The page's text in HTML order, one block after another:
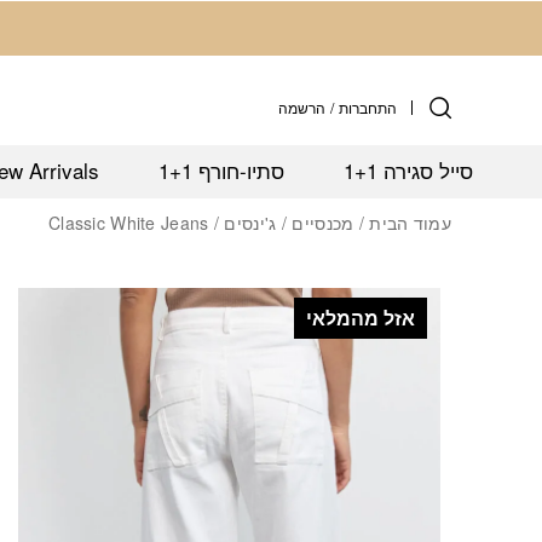
התחברות / הרשמה
סייל סגירה 1+1 סתיו-חורף 1+1 Arrivals
עמוד הבית/ מכנסיים / ג'ינסים / Classic White Jeans
אזל מהמלאי